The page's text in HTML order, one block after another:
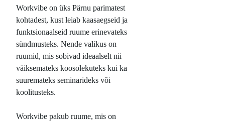
Workvibe on üks Pärnu parimatest
kohtadest, kust leiab kaasaegseid ja
funktsionaalseid ruume erinevateks
sündmusteks. Nende valikus on
ruumid, mis sobivad ideaalselt nii
väiksemateks koosolekuteks kui ka
suuremateks seminarideks või
koolitusteks.
Workvibe pakub ruume, mis on